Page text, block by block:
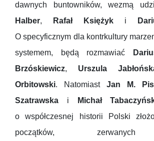
dawnych buntowników, wezmą
Halber, Rafał Księżyk i
O specyficznym dla kontrkultury
systemem, będą rozmawiać
Brzóskiewicz, Urszula
Orbitowski. Natomiast Jan M.
Szatrawska i Michał
o współczesnej historii Polski
początków, zerwanych